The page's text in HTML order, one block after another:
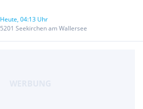
Heute, 04:13 Uhr
5201 Seekirchen am Wallersee